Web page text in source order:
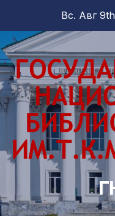
содержимому
Вс. Авг